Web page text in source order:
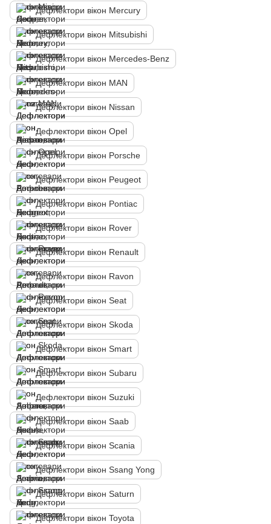
Дефлектори вікон Mercury
Дефлектори вікон Mitsubishi
Дефлектори вікон Mercedes-Benz
Дефлектори вікон MAN
Дефлектори вікон Nissan
Дефлектори вікон Opel
Дефлектори вікон Porsche
Дефлектори вікон Peugeot
Дефлектори вікон Pontiac
Дефлектори вікон Rover
Дефлектори вікон Renault
Дефлектори вікон Ravon
Дефлектори вікон Seat
Дефлектори вікон Skoda
Дефлектори вікон Smart
Дефлектори вікон Subaru
Дефлектори вікон Suzuki
Дефлектори вікон Saab
Дефлектори вікон Scania
Дефлектори вікон Ssang Yong
Дефлектори вікон Saturn
Дефлектори вікон Toyota